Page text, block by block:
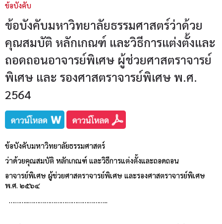
ข้อบังคับ
ข้อบังคับมหาวิทยาลัยธรรมศาสตร์ว่าด้วย
คุณสมบัติ หลักเกณฑ์ และวิธีการแต่งตั้งและ
ถอดถอนอาจารย์พิเศษ ผู้ช่วยศาสตราจารย์
พิเศษ และ รองศาสตราจารย์พิเศษ พ.ศ.
2564
ข้อบังคับมหาวิทยาลัยธรรมศาสตร์
ว่าด้วยคุณสมบัติ หลักเกณฑ์ และวิธีการแต่งตั้งและถอดถอน
อาจารย์พิเศษ ผู้ช่วยศาสตราจารย์พิเศษ และรองศาสตราจารย์พิเศษ
พ.ศ. ๒๕๖๔
………..……………………………………..